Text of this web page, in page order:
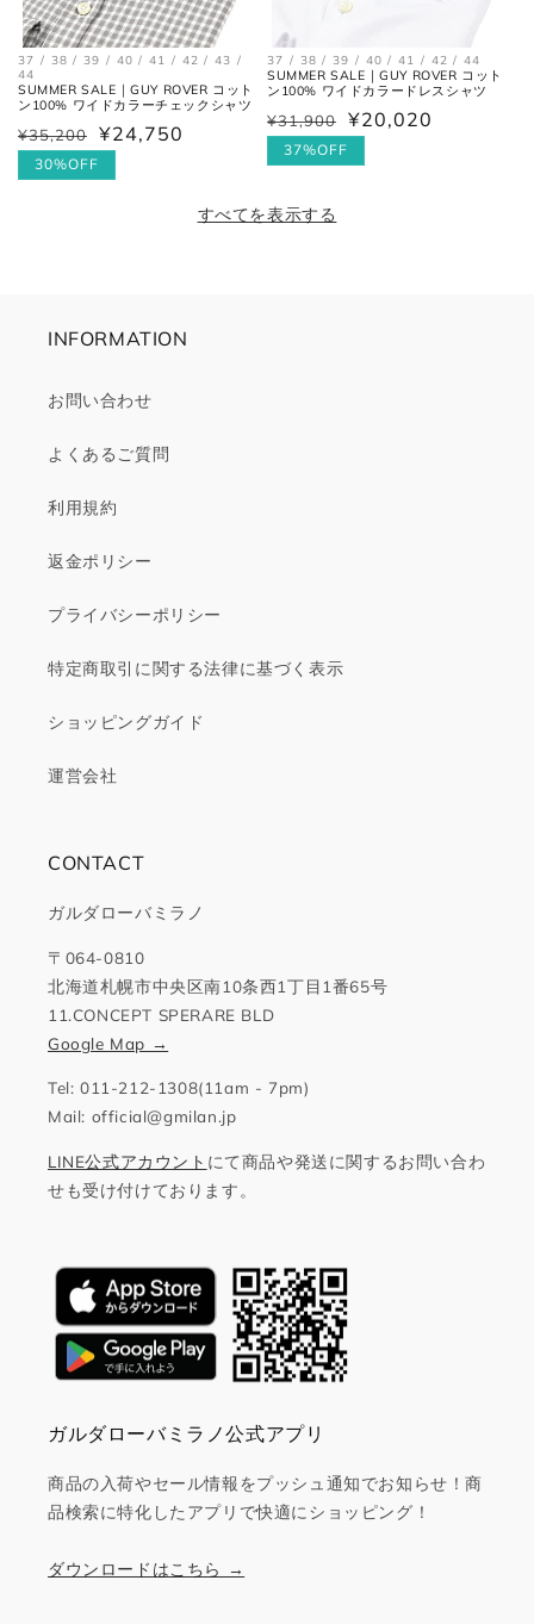
37 / 38 / 39 / 40 / 41 / 42 / 43 /
44
SUMMER SALE｜GUY ROVER コット
ン100% ワイドカラーチェックシャツ
通
常
¥35,200
セ
ー
¥24,750
30%OFF
37 / 38 / 39 / 40 / 41 / 42 / 44
SUMMER SALE｜GUY ROVER コット
ン100% ワイドカラードレスシャツ
通
常
格
¥31,900
セ
ー
価
¥20,020
37%OFF
すべてを表示する
INFORMATION
お問い合わせ
よくあるご質問
利用規約
返金ポリシー
プライバシーポリシー
特定商取引に関する法律に基づく表示
ショッピングガイド
運営会社
CONTACT
ガルダローバミラノ
〒064-0810
北海道札幌市中央区南10条西1丁目1番65号
11.CONCEPT SPERARE BLD
Google Map →
Tel: 011-212-1308(11am - 7pm)
Mail: official@gmilan.jp
LINE公式アカウント にて商品や発送に関するお問い合わ
せも受け付けております。
ガルダローバミラノ公式アプリ
商品の入荷やセール情報をプッシュ通知でお知らせ！商
品検索に特化したアプリで快適にショッピング！
ダウンロードはこちら →